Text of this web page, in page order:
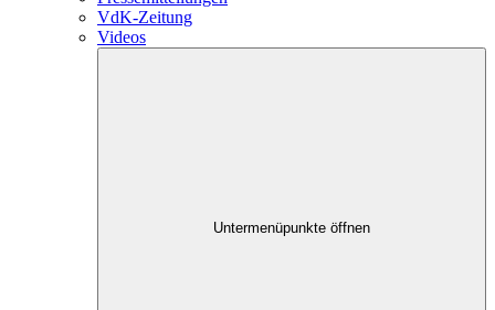
VdK-Zeitung
Videos
Untermenüpunkte öffnen